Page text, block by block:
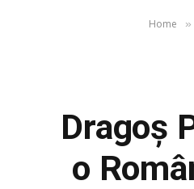
Home »
Dragoș
o